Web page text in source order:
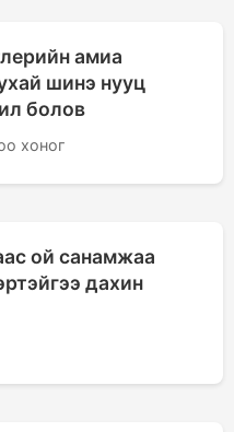
амиа
шинэ нууц
болов
хоног
ой санамжаа
дахин